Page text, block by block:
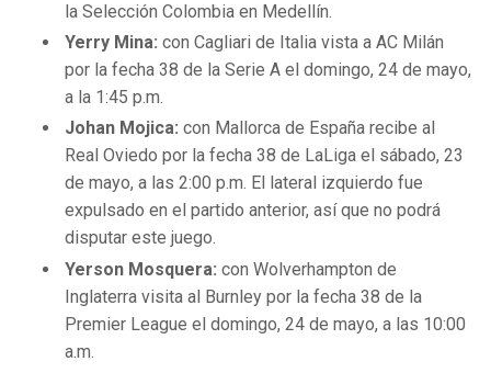
la Selección Colombia en Medellín.
Yerry Mina: con Cagliari de Italia vista a AC Milán
por la fecha 38 de la Serie A el domingo, 24 de mayo,
a la 1:45 p.m.
Johan Mojica: con Mallorca de España recibe al
Real Oviedo por la fecha 38 de LaLiga el sábado, 23
de mayo, a las 2:00 p.m. El lateral izquierdo fue
expulsado en el partido anterior, así que no podrá
disputar este juego.
Yerson Mosquera: con Wolverhampton de
Inglaterra visita al Burnley por la fecha 38 de la
Premier League el domingo, 24 de mayo, a las 10:00
a.m.